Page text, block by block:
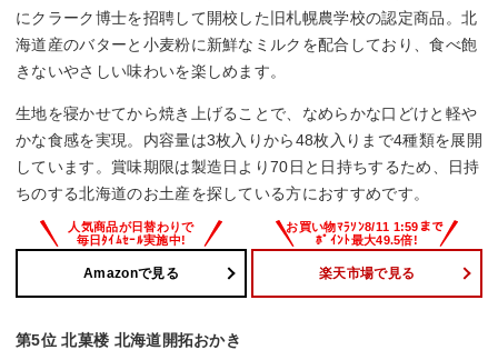
にクラーク博士を招聘して開校した旧札幌農学校の認定商品。北
海道産のバターと小麦粉に新鮮なミルクを配合しており、食べ飽
きないやさしい味わいを楽しめます。
生地を寝かせてから焼き上げることで、なめらかな口どけと軽や
かな食感を実現。内容量は3枚入りから48枚入りまで4種類を展開
しています。賞味期限は製造日より70日と日持ちするため、日持
ちのする北海道のお土産を探している方におすすめです。
Amazonで見る 楽天市場で見る
第5位 北菓楼 北海道開拓おかき